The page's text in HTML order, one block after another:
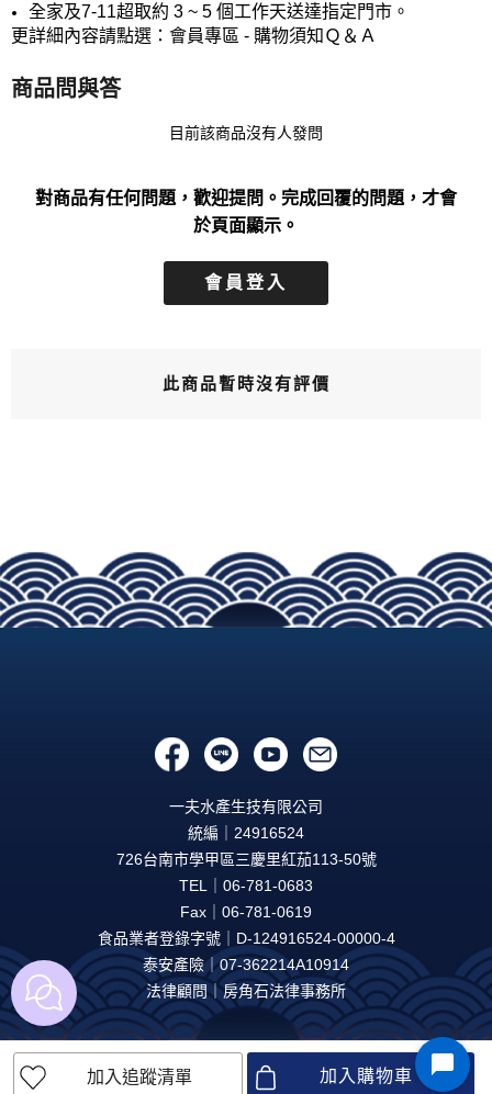
加入追蹤清單 加入購物車
全家及7-11超取約 3 ~ 5 個工作天送達指定門市。
更詳細內容請點選：會員專區 - 購物須知Ｑ＆Ａ
商品問與答
目前該商品沒有人發問
對商品有任何問題，歡迎提問。完成回覆的問題，才會
於頁面顯示。
會員登入
此商品暫時沒有評價
一夫水產生技有限公司
統編｜24916524
726台南市學甲區三慶里紅茄113-50號
TEL｜06-781-0683
Fax｜06-781-0619
食品業者登錄字號｜D-124916524-00000-4
泰安產險｜07-362214A10914
法律顧問｜房角石法律事務所